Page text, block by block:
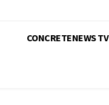
CONCRETENEWS TV